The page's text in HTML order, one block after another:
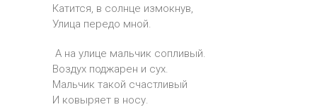
Катится, в солнце измокнув,
Улица передо мной.
А на улице мальчик сопливый.
Воздух поджарен и сух.
Мальчик такой счастливый
И ковыряет в носу.